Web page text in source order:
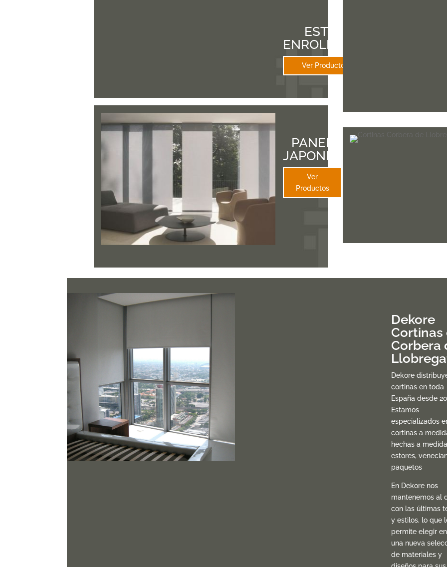
ESTOR
ENROLLABLE
Ver Productos
PANEL
JAPONES
Ver
Productos
Dekore
Cortinas
Corbera
Dekore
cortinas en toda
España desde
Estamos
especializados
cortinas a
hechas a
estores,
paquetos
En Dekore nos
mantenemos al
con las últimas
y estilos, lo que
permite elegir
una nueva
de materiales y